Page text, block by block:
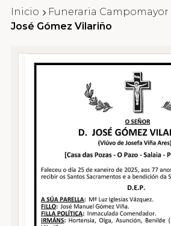
Inicio
Funeraria Campomayor
José Gómez Vilariño